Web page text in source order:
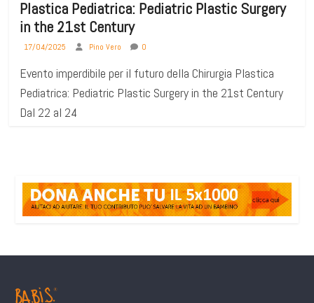
Plastica Pediatrica: Pediatric Plastic Surgery
in the 21st Century
17/04/2025 Pino Vero 0
Evento imperdibile per il futuro della Chirurgia Plastica
Pediatrica: Pediatric Plastic Surgery in the 21st Century
Dal 22 al 24